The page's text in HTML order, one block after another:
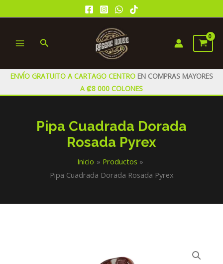
al
MENU
Buscar
ENVÍO GRATUITO A CARTAGO CENTRO EN COMPRAS MAYORES
A ₡8 000 COLONES
Pipa Cuadrada Dorada
Rosada Pyrex
Inicio
Productos
Pipa Cuadrada Dorada Rosada Pyrex